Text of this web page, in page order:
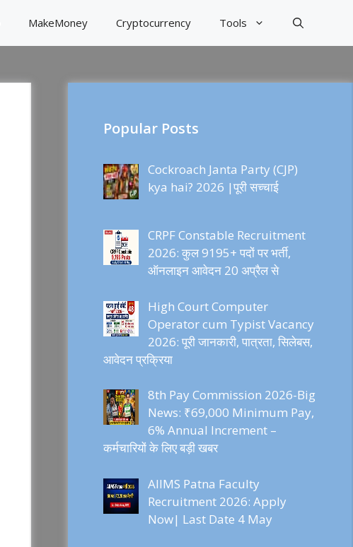
MakeMoney Cryptocurrency Tools
Popular Posts
Cockroach Janta Party (CJP)
kya hai? 2026 |पूरी सच्चाई
CRPF Constable Recruitment
2026: कुल 9195+ पदों पर भर्ती,
ऑनलाइन आवेदन 20 अप्रैल से
High Court Computer
Operator cum Typist Vacancy
2026: पूरी जानकारी, पात्रता, सिलेबस,
आवेदन प्रक्रिया
8th Pay Commission 2026-Big
News: ₹69,000 Minimum Pay,
6% Annual Increment –
कर्मचारियों के लिए बड़ी खबर
AIIMS Patna Faculty
Recruitment 2026: Apply
Now| Last Date 4 May